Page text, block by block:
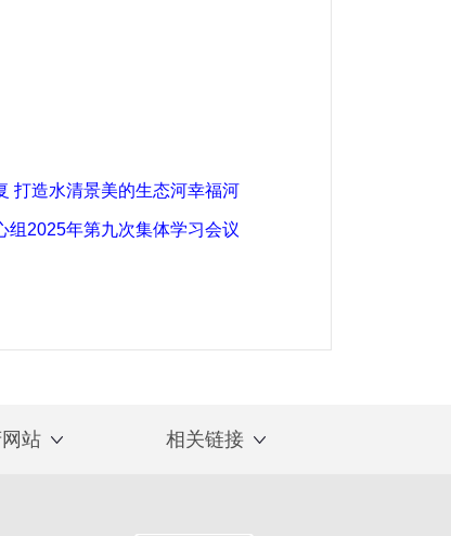
打造水清景美的生态河幸福河
组2025年第九次集体学习会议
站 相关链接